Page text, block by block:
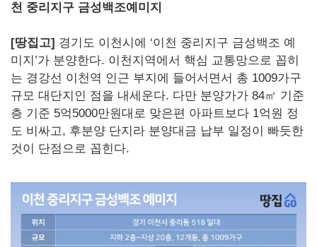
천 중리지구 금성백조예미지
[땅집고] 경기도 이천시에 ‘이천 중리지구 금성백조 예
미지’가 분양한다. 이천지역에서 핵심 교통망으로 꼽히
는 경강선 이천역 인근 부지에 들어서면서 총 1009가구
규모 대단지인 점을 내세운다. 다만 분양가가 84㎡ 기준
층 기준 5억5000만원대로 맞은편 아파트보다 1억원 정
도 비싸고, 후분양 단지라 분양대금 납부 일정이 빠듯한
것이 단점으로 꼽힌다.